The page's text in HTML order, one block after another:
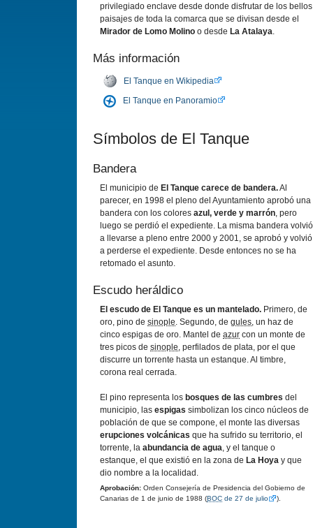
privilegiado enclave desde donde disfrutar de los bellos
paisajes de toda la comarca que se divisan desde el
Mirador de Lomo Molino o desde La Atalaya.
Más información
El Tanque en Wikipedia
El Tanque en Panoramio
Símbolos de El Tanque
Bandera
El municipio de El Tanque carece de bandera.Al
parecer, en 1998 el pleno del Ayuntamiento aprobó una
bandera con los colores azul, verde y marrón, pero
luego se perdió el expediente. La misma bandera volvió
a llevarse a pleno entre 2000 y 2001, se aprobó y volvió
a perderse el expediente. Desde entonces no se ha
retomado el asunto.
Escudo heráldico
El escudo de El Tanque es un mantelado. Primero, de
oro, pino de sinople. Segundo, de gules, un haz de
cinco espigas de oro. Mantel de azur con un monte de
tres picos de sinople, perfilados de plata, por el que
discurre un torrente hasta un estanque. Al timbre,
corona real cerrada.
El pino representa los bosques de las cumbres del
municipio, las espigas simbolizan los cinco núcleos de
población de que se compone, el monte las diversas
erupciones volcánicas que ha sufrido su territorio, el
torrente, la abundancia de agua, y el tanque o
estanque, el que existió en la zona de La Hoya y que
dio nombre a la localidad.
Aprobación: Orden Consejería de Presidencia del Gobierno de
Canarias de 1 de junio de 1988 (BOC de 27 de julio ).